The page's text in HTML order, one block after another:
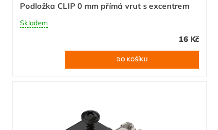
Podložka CLIP 0 mm přímá vrut s excentrem
Skladem
16 Kč